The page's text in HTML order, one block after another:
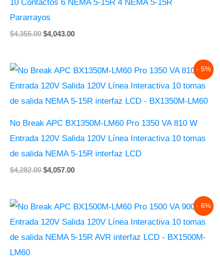
10 Contactos 6 NEMA 5-15R 4 NEMA 5-15R
Pararrayos
$4,355.00 $4,043.00
- 5%
No Break APC BX1350M-LM60 Pro 1350 VA 810 W
Entrada 120V Salida 120V Línea Interactiva 10 tomas
de salida NEMA 5-15R interfaz LCD
$4,282.00
Original
was:
$4,057.00
Current
is:
- 6%
Original
was:
Current
is: